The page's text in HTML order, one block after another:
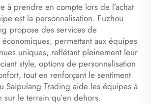
à prendre en compte lors de l’achat
est la personnalisation. Fuzhou
propose des services de
permettant aux équipes
uniques, reflétant pleinement leur
style, options de personnalisation
tout en renforçant le sentiment
Saipulang Trading aide les équipes à
le terrain qu’en dehors.